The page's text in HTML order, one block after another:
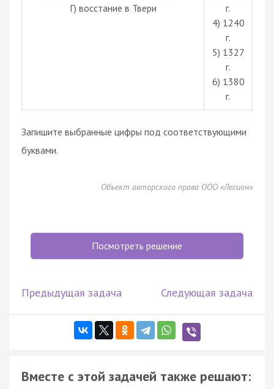
Г) восстание в Твери
г.
4) 1240
г.
5) 1327
г.
6) 1380
г.
Запишите выбранные цифры под соответствующими
буквами.
Объект авторского права ООО «Легион»
Посмотреть решение
Предыдущая задача Следующая задача
Вместе с этой задачей также решают: